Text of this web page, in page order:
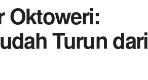
Oktoweri:
Turun dari